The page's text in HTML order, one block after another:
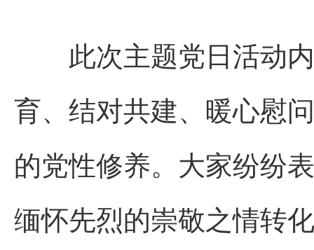
此次主题党日活动内
育、结对共建、暖心慰
的党性修养。大家纷纷
缅怀先烈的崇敬之情转